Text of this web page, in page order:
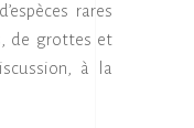
rares
de grottes et
à la